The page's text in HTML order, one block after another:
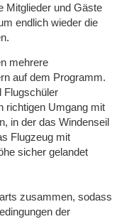
Mitglieder und Gäste
endlich wieder die
mehrere
auf dem Programm.
Flugschüler
richtigen Umgang mit
in der das Windenseil
Flugzeug mit
sicher gelandet
zusammen, sodass
der